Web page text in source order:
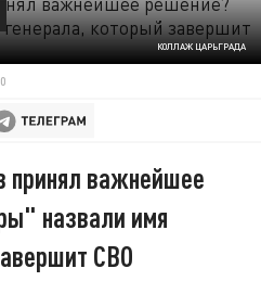
КОЛЛАЖ ЦАРЬГРАДА
принял важнейшее
назвали имя
СВО